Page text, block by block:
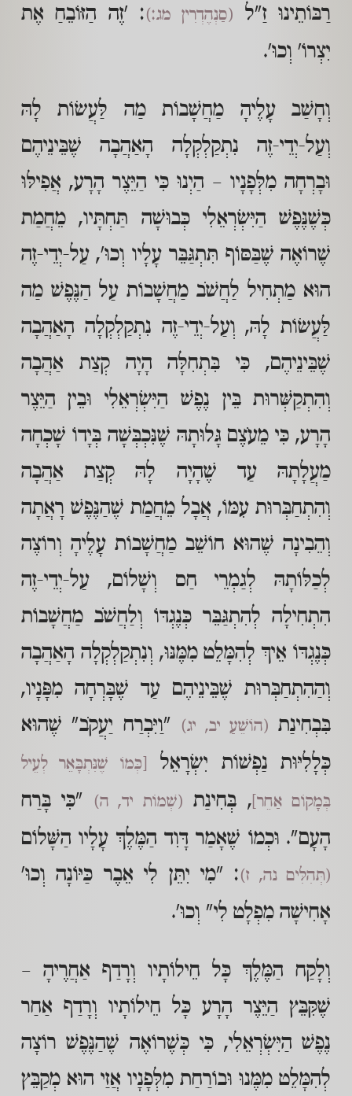
רַבּוֹתֵינוּ זַ"ל (סַנְהֶדְרִין מג:): 'זֶה הַזּוֹבֵחַ אֶת
יִצְרוֹ' וְכוּ'.
וְחָשַׁב עָלֶיהָ מַחֲשָׁבוֹת מַה לַּעֲשׂוֹת לָהּ
וְעַל-יְדֵי-זֶה נִתְקַלְקְלָה הָאַהֲבָה שֶׁבֵּינֵיהֶם
וּבָרְחָה מִלְּפָנָיו – הַיְנוּ כִּי הַיֵּצֶר הָרָע, אֲפִילּוּ
כְּשֶׁנֶּפֶשׁ הַיִּשְׂרְאֵלִי כְּבוּשָׁה תַּחְתָּיו, מֵחֲמַת
שֶׁרוֹאֶה שֶׁבַּסּוֹף תִּתְגַּבֵּר עָלָיו וְכוּ', עַל-יְדֵי-זֶה
הוּא מַתְחִיל לַחֲשֹׁב מַחֲשָׁבוֹת עַל הַנֶּפֶשׁ מַה
לַּעֲשׂוֹת לָהּ, וְעַל-יְדֵי-זֶה נִתְקַלְקְלָה הָאַהֲבָה
שֶׁבֵּינֵיהֶם, כִּי בִּתְחִלָּה הָיָה קְצַת אַהֲבָה
וְהִתְקַשְּׁרוּת בֵּין נֶפֶשׁ הַיִּשְׂרְאֵלִי וּבֵין הַיֵּצֶר
הָרָע, כִּי מֵעֹצֶם גָּלוּתָהּ שֶׁנִּכְבְּשָׁה בְּיָדוֹ שָׁכְחָה
מַעֲלָתָהּ עַד שֶׁהָיָה לָהּ קְצַת אַהֲבָה
וְהִתְחַבְּרוּת עִמּוֹ, אֲבָל מֵחֲמַת שֶׁהַנֶּפֶשׁ רָאֲתָה
וְהֵבִינָה שֶׁהוּא חוֹשֵׁב מַחֲשָׁבוֹת עָלֶיהָ וְרוֹצֶה
לְכַלּוֹתָהּ לְגַמְרֵי חַס וְשָׁלוֹם, עַל-יְדֵי-זֶה
הִתְחִילָה לְהִתְגַּבֵּר כְּנֶגְדּוֹ וְלַחֲשֹׁב מַחֲשָׁבוֹת
כְּנֶגְדּוֹ אֵיךְ לְהִמָּלֵט מִמֶּנּוּ, וְנִתְקַלְקְלָה הָאַהֲבָה
וְהַהִתְחַבְּרוּת שֶׁבֵּינֵיהֶם עַד שֶׁבָּרְחָה מִפָּנָיו,
בִּבְחִינַת (הוֹשֵׁעַ יב, יג) "וַיִּבְרַח יַעֲקֹב" שֶׁהוּא
כְּלָלִיּוּת נַפְשׁוֹת יִשְׂרָאֵל
[כְּמוֹ שֶׁנִּתְבָּאֵר לְעֵיל
בְּמָקוֹם אַחֵר] , בְּחִינַת (שְׁמוֹת יד, ה) "כִּי בָּרַח
הָעָם". וּכְמוֹ שֶׁאָמַר דָּוִד הַמֶּלֶךְ עָלָיו הַשָּׁלוֹם
(תְּהִלִּים נה, ז): "מִי יִתֵּן לִי אֵבֶר כַּיּוֹנָה וְכוּ'
אָחִישָׁה מִפְלָט לִי" וְכוּ'.
וְלָקַח הַמֶּלֶךְ כָּל חֵילוֹתָיו וְרָדַף אַחֲרֶיהָ –
שֶׁקִּבֵּץ הַיֵּצֶר הָרָע כָּל חֵילוֹתָיו וְרָדַף אַחַר
נֶפֶשׁ הַיִּשְׂרְאֵלִי, כִּי כְּשֶׁרוֹאֶה שֶׁהַנֶּפֶשׁ רוֹצָה
לְהִמָּלֵט מִמֶּנוּ וּבוֹרַחַת מִלְּפָנָיו אֲזַי הוּא מְקַבֵּץ